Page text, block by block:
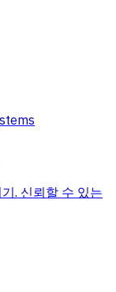
. 신뢰할 수 있는